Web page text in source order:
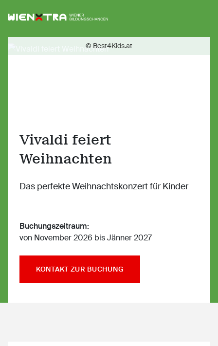
Logo Wiener Bildungschancen
Vivaldi feiert
Weihnachten
Das perfekte Weihnachtskonzert für Kinder
Buchungszeitraum:
von November 2026 bis Jänner 2027
KONTAKT ZUR BUCHUNG
© Best4Kids.at